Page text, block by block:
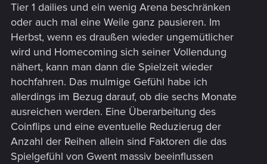
Tier 1 dailies und ein wenig Arena beschränken
oder auch mal eine Weile ganz pausieren. Im
Herbst, wenn es draußen wieder ungemütlicher
wird und Homecoming sich seiner Vollendung
nähert, kann man dann die Spielzeit wieder
hochfahren. Das mulmige Gefühl habe ich
allerdings im Bezug darauf, ob die sechs Monate
ausreichen werden. Eine Überarbeitung des
Coinflips und eine eventuelle Reduzierug der
Anzahl der Reihen allein sind Faktoren die das
Spielgefühl von Gwent massiv beeinflussen